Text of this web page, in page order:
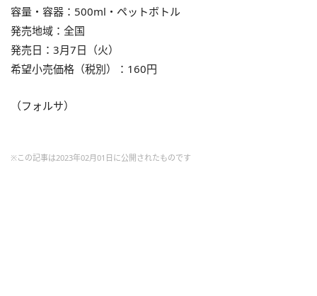
容量・容器：500ml・ペットボトル
発売地域：全国
発売日：3月7日（火）
希望小売価格（税別）：160円
（フォルサ）
※この記事は2023年02月01日に公開されたものです